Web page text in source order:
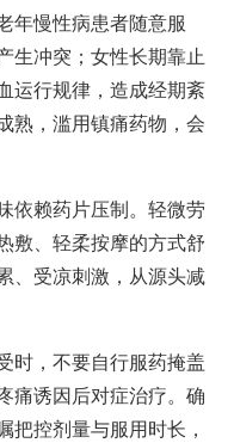
年慢性病患者随意服
生冲突；女性长期靠止
运行规律，造成经期紊
熟，滥用镇痛药物，会
依赖药片压制。轻微劳
敷、轻柔按摩的方式舒
、受凉刺激，从源头减
时，不要自行服药掩盖
痛诱因后对症治疗。确
把控剂量与服用时长，